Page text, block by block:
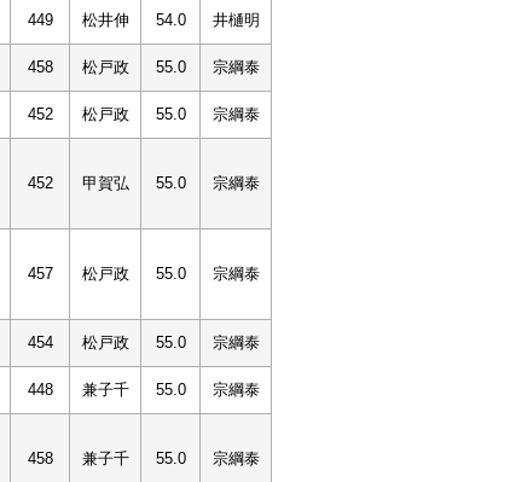
449 松井伸 54.0 井樋明
458 松戸政 55.0 宗綱泰
452 松戸政 55.0 宗綱泰
452 甲賀弘 55.0 宗綱泰
457 松戸政 55.0 宗綱泰
454 松戸政 55.0 宗綱泰
448 兼子千 55.0 宗綱泰
458 兼子千 55.0 宗綱泰